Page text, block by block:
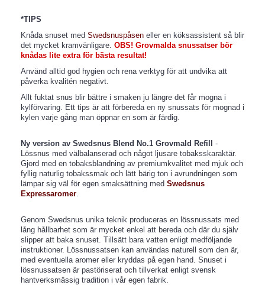
*TIPS
Knåda snuset med Swedsnuspåsen eller en köksassistent så blir
det mycket kramvänligare. OBS! Grovmalda snussatser bör
knådas lite extra för bästa resultat!
Använd alltid god hygien och rena verktyg för att undvika att
påverka kvalitén negativt.
Allt fuktat snus blir bättre i smaken ju längre det får mogna i
kylförvaring. Ett tips är att förbereda en ny snussats för mognad i
kylen varje gång man öppnar en som är färdig.
Ny version av Swedsnus Blend No.1 Grovmald Refill
-
Lössnus med välbalanserad och något ljusare tobaksskaraktär.
Gjord med en tobaksblandning av premiumkvalitet med mjuk och
fyllig naturlig tobakssmak och lätt bärig ton i avrundningen som
lämpar sig väl för egen smaksättning med Swedsnus
Expressaromer.
Genom Swedsnus unika teknik produceras en lössnussats med
lång hållbarhet som är mycket enkel att bereda och där du själv
slipper att baka snuset. Tillsätt bara vatten enligt medföljande
instruktioner. Lössnussatsen kan användas naturell som den är,
med eventuella aromer eller kryddas på egen hand. Snuset i
lössnussatsen är pastöriserat och tillverkat enligt svensk
hantverksmässig tradition i vår egen fabrik.